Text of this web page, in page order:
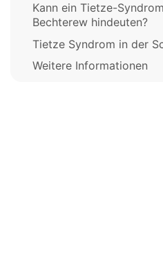
Kann ein Tietze-
Bechterew hindeuten?
Tietze Syndrom in der
Weitere Informationen